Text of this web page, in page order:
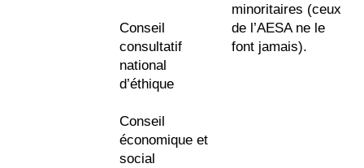
Conseil
consultatif
national
d’éthique
Conseil
économique et
social
minoritaires (ceux
de l’AESA ne le
font jamais).